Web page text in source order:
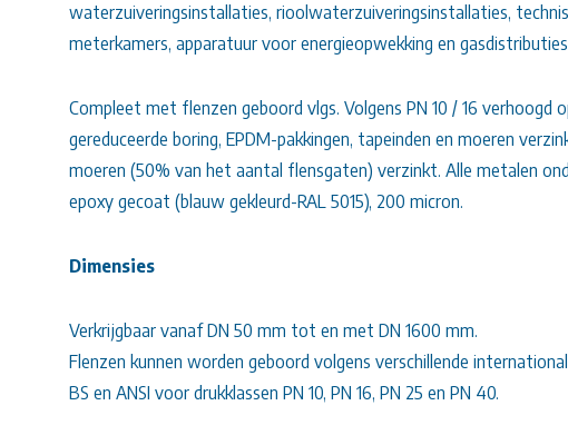
waterzuiveringsinstallaties, rioolwaterzuiveringsinstallaties,
meterkamers, apparatuur voor energieopwekking en
Compleet met flenzen geboord vlgs. Volgens PN 10 / 16 verhoogd
gereduceerde boring, EPDM-pakkingen, tapeinden en moeren
moeren (50% van het aantal flensgaten) verzinkt. Alle metalen
epoxy gecoat (blauw gekleurd-RAL 5015), 200 micron.
Dimensies
Verkrijgbaar vanaf DN 50 mm tot en met DN 1600 mm.
Flenzen kunnen worden geboord volgens verschillende
BS en ANSI voor drukklassen PN 10, PN 16, PN 25 en PN 40.